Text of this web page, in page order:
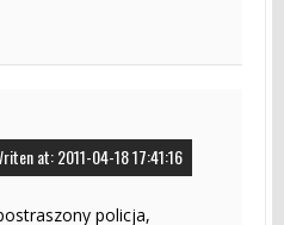
at: 2011-04-18 17:41:16
policja,